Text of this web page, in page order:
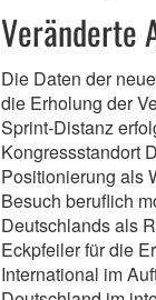
Veränderte
Die Daten der
die Erholung der
Sprint-Distanz
Kongressstandort
Positionierung als
Besuch beruflich
Deutschlands als
Eckpfeiler für die
International im